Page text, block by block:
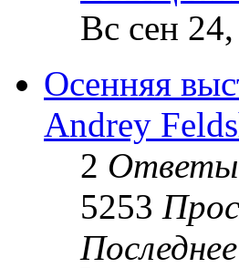
Вс сен
Осенняя
Andrey
2 Ответы
5253